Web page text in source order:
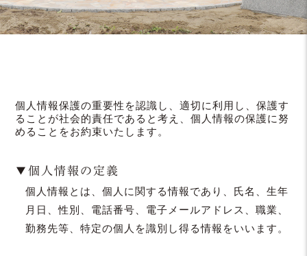
個人情報保護の重要性を認識し、適切に利用し、保護す
ることが社会的責任であると考え、個人情報の保護に努
めることをお約束いたします。
▼個人情報の定義
個人情報とは、個人に関する情報であり、氏名、生年
月日、性別、電話番号、電子メールアドレス、職業、
勤務先等、特定の個人を識別し得る情報をいいます。